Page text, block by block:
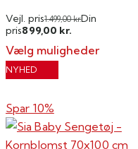
Vejl. pris1.499,00kr.Din
pris899,00 kr.
Vælg muligheder
Dette
har
flere
varianter.
NYHED
Spar 10%